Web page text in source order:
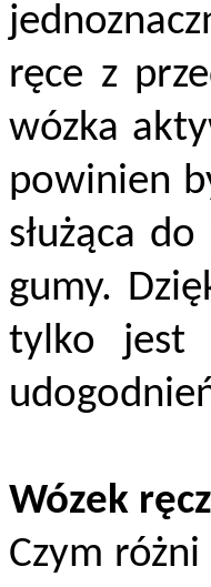
ręce z
wózka
powinien
służąca
gumy.
tylko jest
Wózek
Czym